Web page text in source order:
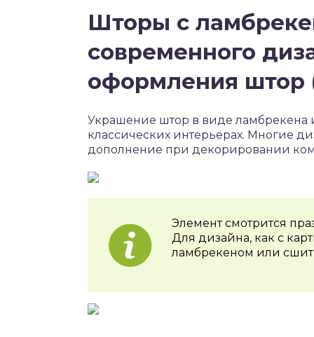
Шторы с
современного
оформления штор
Украшение штор в виде ламбрекена
классических интерьерах. Многие
дополнение при декорировании
Элемент смотрится
Для дизайна, как с
ламбрекеном или